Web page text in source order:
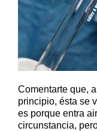
Comentarte que,
principio, ésta se
es porque entra
circunstancia,